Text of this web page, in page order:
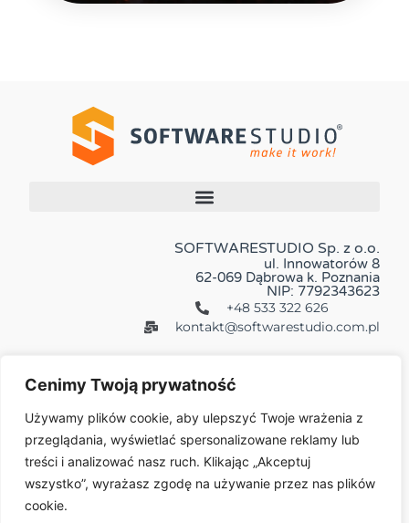
Cenimy Twoją prywatność
Używamy plików cookie, aby ulepszyć Twoje wrażenia z
przeglądania, wyświetlać spersonalizowane reklamy lub
treści i analizować nasz ruch. Klikając „Akceptuj
wszystko”, wyrażasz zgodę na używanie przez nas plików
cookie.
SOFTWARESTUDIO Sp. z o.o.
ul. Innowatorów 8
62-069 Dąbrowa k. Poznania
NIP: 7792343623
+48 533 322 626
kontakt@softwarestudio.com.pl
Więcej: